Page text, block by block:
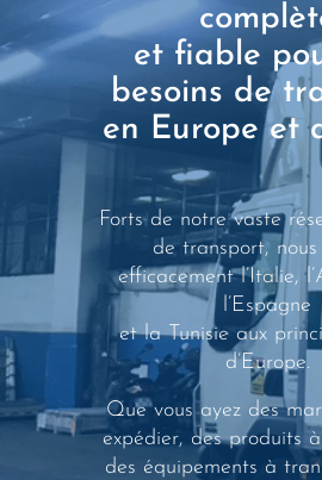
et fiable
besoins de
en Europe et
Forts de notre vaste
de transport, nous
efficacement l’Italie,
l’Espagne
et la Tunisie aux
d’Europe.
Que vous ayez des
expédier, des produits
des équipements à